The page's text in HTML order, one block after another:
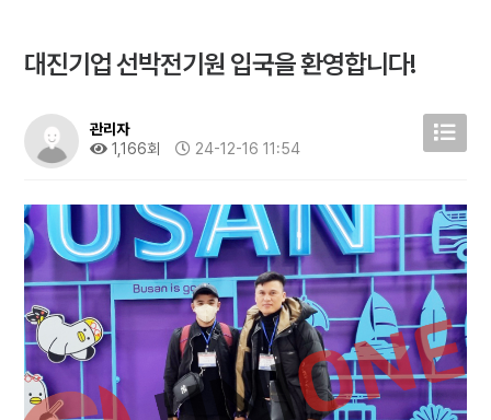
대진기업 선박전기원 입국을 환영합니다!
관리자
1,166회
24-12-16 11:54